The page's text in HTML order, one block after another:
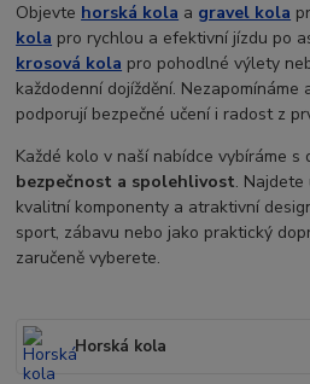
Objevte horská kola a gravel kola
kola pro rychlou a efektivní jízdu po
krosová kola pro pohodlné výlety
každodenní dojíždění. Nezapomínáme
podporují bezpečné učení i radost z
Každé kolo v naší nabídce vybíráme s
bezpečnost a spolehlivost. Najdete
kvalitní komponenty a atraktivní
sport, zábavu nebo jako praktický
zaručeně vyberete.
Horská kola